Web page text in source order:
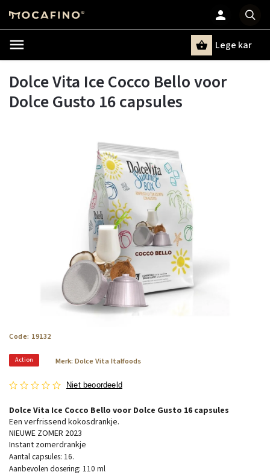
Lege kar
Dolce Vita Ice Cocco Bello voor
Dolce Gusto 16 capsules
Code: 19132
Action
Niet beoordeeld
Merk: Dolce Vita Italfoods
Dolce Vita Ice Cocco Bello voor Dolce Gusto 16 capsules
Een verfrissend kokosdrankje.
NIEUWE ZOMER 2023
Instant zomerdrankje
Aantal capsules: 16.
Aanbevolen dosering: 110 ml